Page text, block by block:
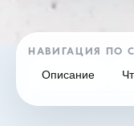
НАВИГАЦИЯ ПО
Описание